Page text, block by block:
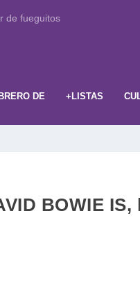
de fueguitos
DE +LISTAS
BOWIE